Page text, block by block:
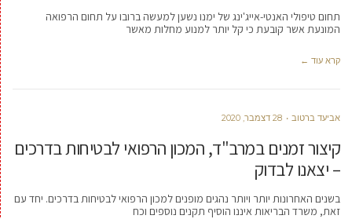
תחום טיפולי האנטי-אייג'ינג של ימנו נשען למעשה ברובו על תחום הרפואה
המונעת אשר קובעת כי קל יותר למנוע מחלות מאשר
קרא עוד ←
אביעד ברטוב 28 דצמבר, 2020
קיצור זמנים במרב"ד, המכון הרפואי לבטיחות בדרכים
– יצאנו לבדוק
בשנים האחרונות יותר ויותר נהגים מופנים למכון הרפואי לבטיחות בדרכים. יחד עם
זאת, משרד הבריאות איננו הוסיף תקנים נוספים וכח